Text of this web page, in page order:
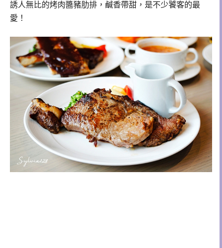
誘人無比的烤肉醬豬肋排，鹹香帶甜，是不少饕客的最
愛！